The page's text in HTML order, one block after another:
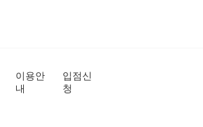
이용안
내
입점신
청